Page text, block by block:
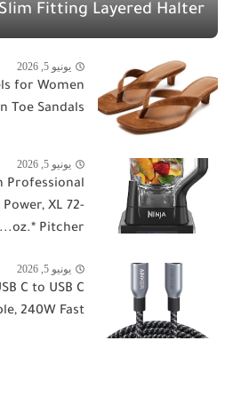
Fitting Layered Halter...
يونيو 5, 2026
for Women
Toe Sandals...
يونيو 5, 2026
Professional
XL 72-
oz.* Pitcher...
يونيو 5, 2026
C to USB C
240W Fast...